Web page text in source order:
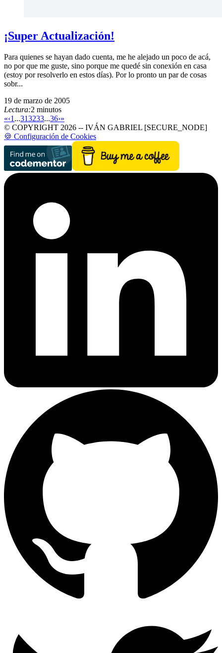
¡Super Actualización!
Para quienes se hayan dado cuenta, me he alejado un poco de acá,
no por que me guste, sino porque me quedé sin conexión en casa
(estoy por resolverlo en estos días). Por lo pronto un par de cosas
sobr...
19 de marzo de 2005
Lectura:2 minutos
«‹1 ...313233...36›»
© COPYRIGHT 2026 -- IVÁN GABRIEL [SECURE_NODE]
🍪 Configuración de Cookies